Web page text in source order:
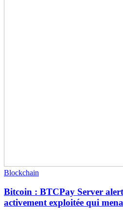
Blockchain
Bitcoin : BTCPay Server
activement exploitée qui